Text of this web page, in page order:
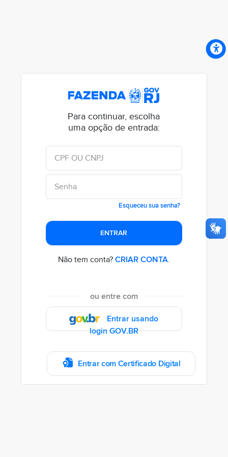
Para continuar, escolha
uma opção de entrada:
Esqueceu sua senha?
ENTRAR
Não tem conta? CRIAR CONTA.
ou entre com
Entrar usando
login GOV.BR
Entrar com Certificado Digital